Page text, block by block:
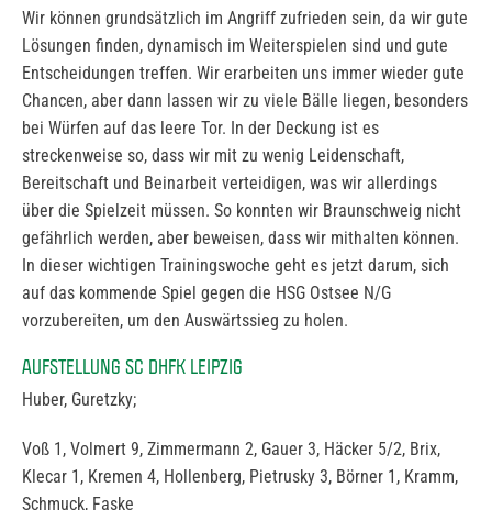
Wir können grundsätzlich im Angriff zufrieden sein, da wir gute
Lösungen finden, dynamisch im Weiterspielen sind und gute
Entscheidungen treffen. Wir erarbeiten uns immer wieder gute
Chancen, aber dann lassen wir zu viele Bälle liegen, besonders
bei Würfen auf das leere Tor. In der Deckung ist es
streckenweise so, dass wir mit zu wenig Leidenschaft,
Bereitschaft und Beinarbeit verteidigen, was wir allerdings
über die Spielzeit müssen. So konnten wir Braunschweig nicht
gefährlich werden, aber beweisen, dass wir mithalten können.
In dieser wichtigen Trainingswoche geht es jetzt darum, sich
auf das kommende Spiel gegen die HSG Ostsee N/G
vorzubereiten, um den Auswärtssieg zu holen.
AUFSTELLUNG SC DHFK LEIPZIG
Huber, Guretzky;
Voß 1, Volmert 9, Zimmermann 2, Gauer 3, Häcker 5/2, Brix,
Klecar 1, Kremen 4, Hollenberg, Pietrusky 3, Börner 1, Kramm,
Schmuck, Faske